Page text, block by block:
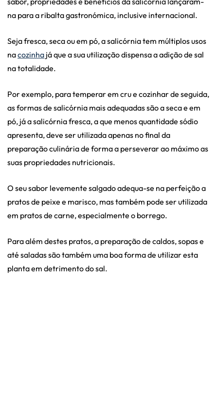
na para a ribalta gastronómica, inclusive internacional.
Seja fresca, seca ou em pó, a salicórnia tem múltiplos usos
nacozinha já que a sua utilização dispensa a adição de sal
na totalidade.
Por exemplo, para temperar em cru e cozinhar de seguida,
as formas de salicórnia mais adequadas são a seca e em
pó, já a salicórnia fresca, a que menos quantidade sódio
apresenta, deve ser utilizada apenas no final da
preparação culinária de forma a perseverar ao máximo as
suas propriedades nutricionais.
O seu sabor levemente salgado adequa-se na perfeição a
pratos de peixe e marisco, mas também pode ser utilizada
em pratos de carne, especialmente o borrego.
Para além destes pratos, a preparação de caldos, sopas e
até saladas são também uma boa forma de utilizar esta
planta em detrimento do sal.